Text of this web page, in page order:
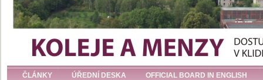
ČLÁNKY ÚŘEDNÍ DESKA OFFICIAL BOARD IN ENGLISH